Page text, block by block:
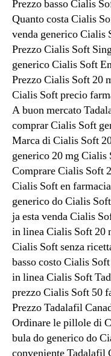
Prezzo basso Cialis
Quanto costa Cialis
venda generico Cialis
Prezzo Cialis Soft
generico Cialis Soft
Prezzo Cialis Soft 20
Cialis Soft precio
A buon mercato
comprar Cialis Soft
Marca di Cialis Soft
generico 20 mg
Comprare Cialis Soft
Cialis Soft en
generico do Cialis
ja esta venda Cialis
in linea Cialis Soft 20
Cialis Soft senza
basso costo Cialis
in linea Cialis Soft
prezzo Cialis Soft 50
Prezzo Tadalafil
Ordinare le pillole di
bula do generico do